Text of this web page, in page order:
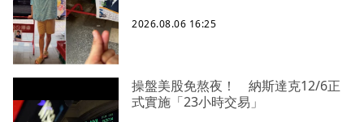
2026.08.06 16:25
操盤美股免熬夜！ 納斯達克12/6正
式實施「23小時交易」